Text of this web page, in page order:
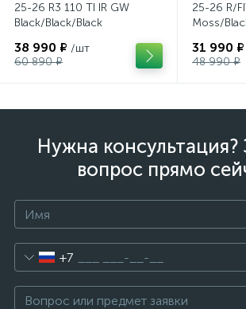
25-26 R3 110 TI IR GW
Black/Black/Black
38 990 ₽ /шт
60 890 ₽
25-26 R/
Moss/
31 990 ₽
48 990 ₽
Нужна консультация?
вопрос прямо
+7